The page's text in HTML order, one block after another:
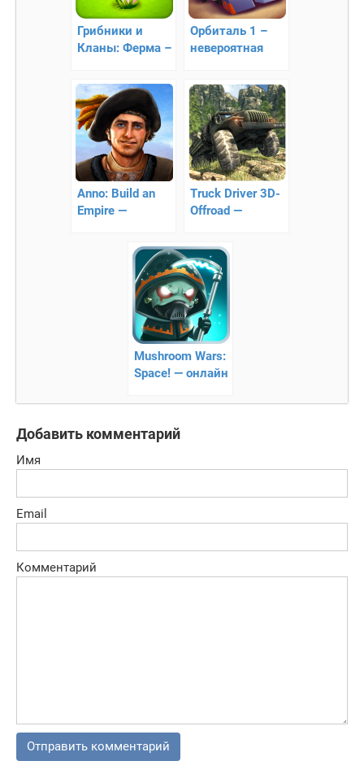
Грибники и
Кланы: Ферма –
лесу
Орбиталь 1 –
невероятная
Anno: Build an
Empire —
Truck Driver 3D-
Offroad —
внедорожного
вождения
Mushroom Wars:
Space! — онлайн
Добавить комментарий
Имя
Email
Комментарий